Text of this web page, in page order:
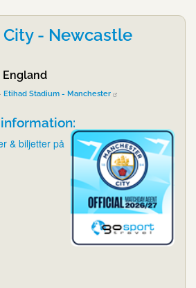
- Newcastle
England
Etihad Stadium - Manchester
& biljetter på